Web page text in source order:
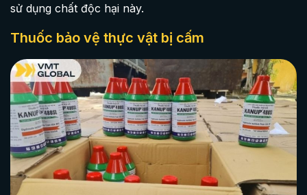
sử dụng chất độc hại này.
Thuốc bảo vệ thực vật bị cấm